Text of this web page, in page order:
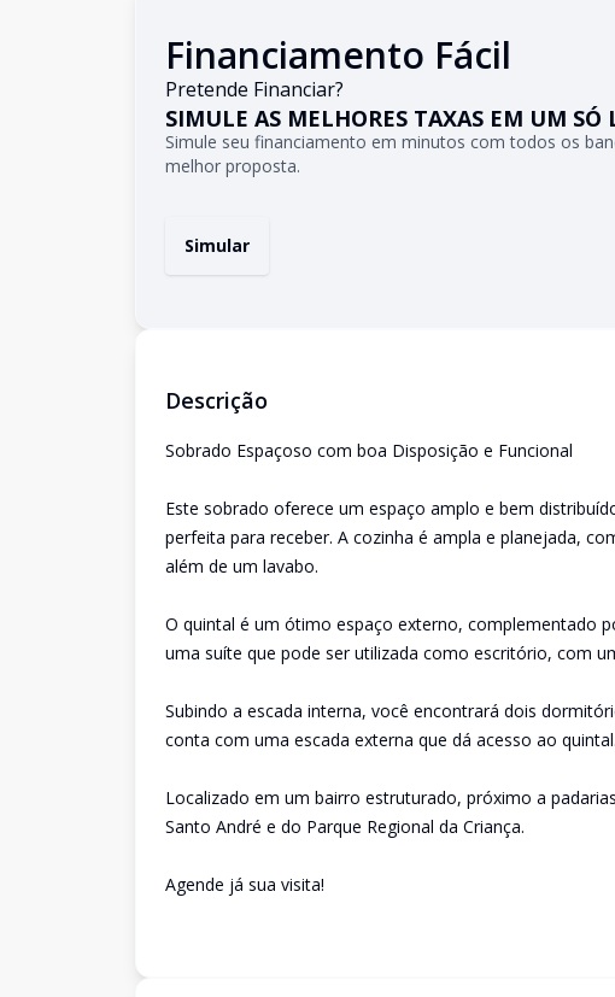
Financiamento Fácil
Pretende Financiar?
SIMULE AS MELHORES TAXAS EM UM SÓ
Simule seu financiamento em minutos com todos os
melhor proposta.
Simular
Descrição
Sobrado Espaçoso com boa Disposição e Funcional
Este sobrado oferece um espaço amplo e bem
perfeita para receber. A cozinha é ampla e planejada,
além de um lavabo.
O quintal é um ótimo espaço externo, complementado
uma suíte que pode ser utilizada como escritório, com
Subindo a escada interna, você encontrará dois
conta com uma escada externa que dá acesso ao quintal.
Localizado em um bairro estruturado, próximo a
Santo André e do Parque Regional da Criança.
Agende já sua visita!